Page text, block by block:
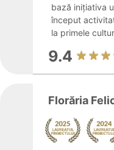
bază inițiativa
început
la primele
9.4
Florăria